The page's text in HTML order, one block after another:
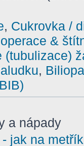
, Cukrovka /
&
(tubulizace)
,
a nápady
jak na